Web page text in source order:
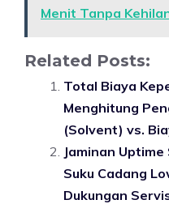
Menit Tanpa
Related Posts:
Total Biaya
Menghitung
(Solvent) vs.
Jaminan
Suku Cadang
Dukungan